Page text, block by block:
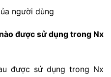
người dùng
được sử dụng trong Nx
được sử dụng trong Nx